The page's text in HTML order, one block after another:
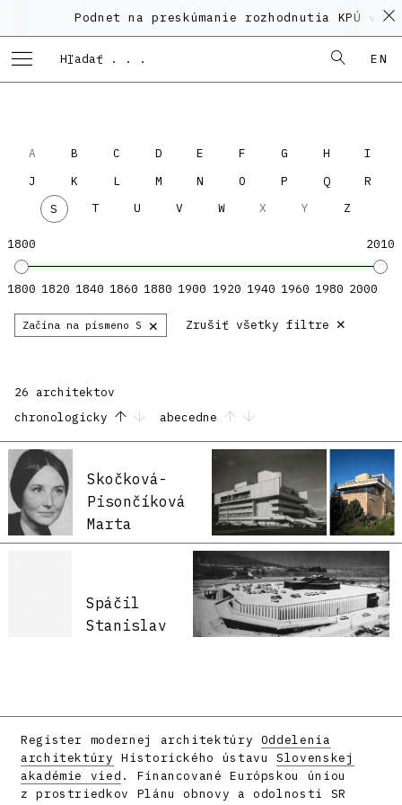
Podnet na preskúmanie rozhodnutia KPÚ vo
EN
A B C D E F G H
I
J
K L M N O P Q
R
S
T U V W X Y Z
1800 2010
1800 1820 1840 1860 1880 1900 1920 1940 1960 1980 2000
Začína na písmeno S × Zrušiť všetky filtre ×
26 architektov
chronologicky
abecedne
Skočková-
Pisončíková
Marta
Spáčil
Stanislav
Register modernej architektúry Oddelenia
architektúry Historického ústavuSlovenskej
akadémie vied . Financované Európskou úniou
z prostriedkov Plánu obnovy a odolnosti SR